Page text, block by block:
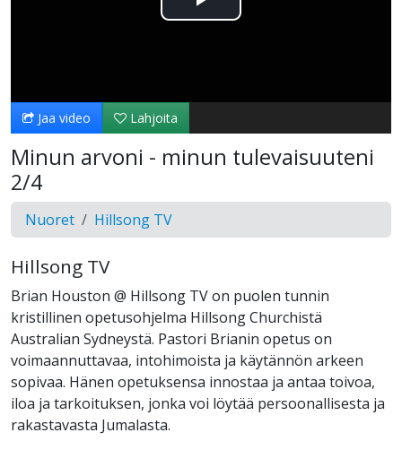
Toista
Jaa video Lahjoita
Minun arvoni - minun tulevaisuuteni
2/4
Nuoret Hillsong TV
Hillsong TV
Brian Houston @ Hillsong TV on puolen tunnin
kristillinen opetusohjelma Hillsong Churchistä
Australian Sydneystä. Pastori Brianin opetus on
voimaannuttavaa, intohimoista ja käytännön arkeen
sopivaa. Hänen opetuksensa innostaa ja antaa toivoa,
iloa ja tarkoituksen, jonka voi löytää persoonallisesta ja
rakastavasta Jumalasta.